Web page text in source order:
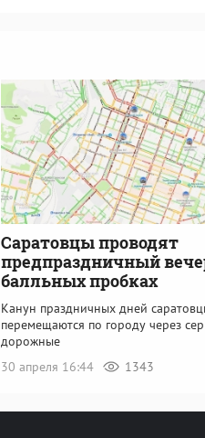
Саратовцы проводят
предпраздничный
балльных пробках
Канун праздничных дней
перемещаются по городу через
дорожные
30 апреля 16:44
1343